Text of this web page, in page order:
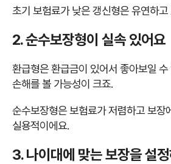
초기 보험료가 낮은 갱신형은 유연하
2. 순수보장형이 실속 있어요
환급형은 환급금이 있어서 좋아보일
손해를 볼 가능성이 크죠.
순수보장형은 보험료가 저렴하고 보장
실용적이에요.
3. 나이대에 맞는 보장을 설